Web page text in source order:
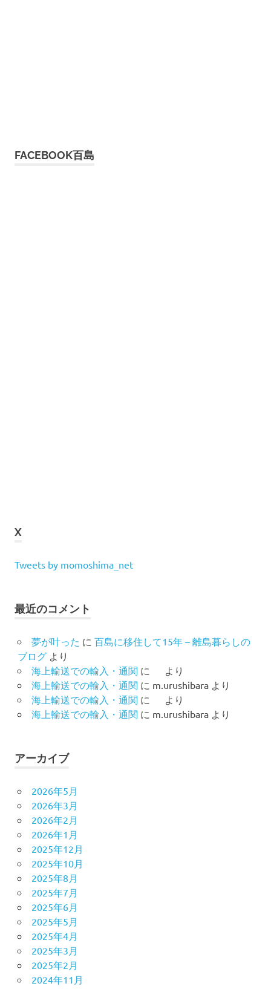
FACEBOOK百島
X
Tweets by momoshima_net
最近のコメント
夢が叶った に 百島に移住して15年 – 離島暮らしの
ブログより
海上輸送での輸入・通関 に
より
海上輸送での輸入・通関 に m.urushibaraより
海上輸送での輸入・通関 に
より
海上輸送での輸入・通関 に m.urushibaraより
アーカイブ
2026年5月
2026年3月
2026年2月
2026年1月
2025年12月
2025年10月
2025年8月
2025年7月
2025年6月
2025年5月
2025年4月
2025年3月
2025年2月
2024年11月